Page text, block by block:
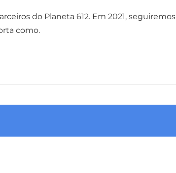
do Planeta 612. Em 2021, seguiremos
como.